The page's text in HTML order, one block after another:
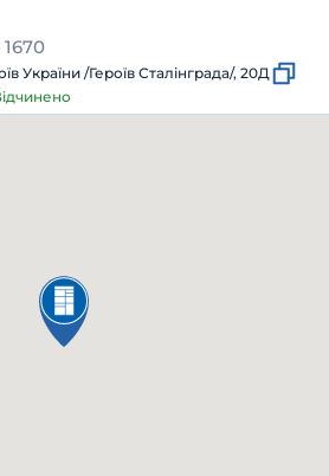
України /Героїв Сталінграда/, 20Д